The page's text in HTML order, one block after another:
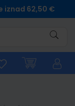
iznad 62,50 €